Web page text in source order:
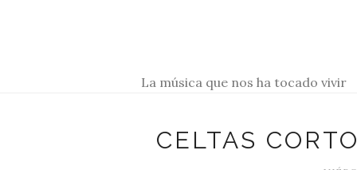
La música que nos ha tocado vivir
CELTAS